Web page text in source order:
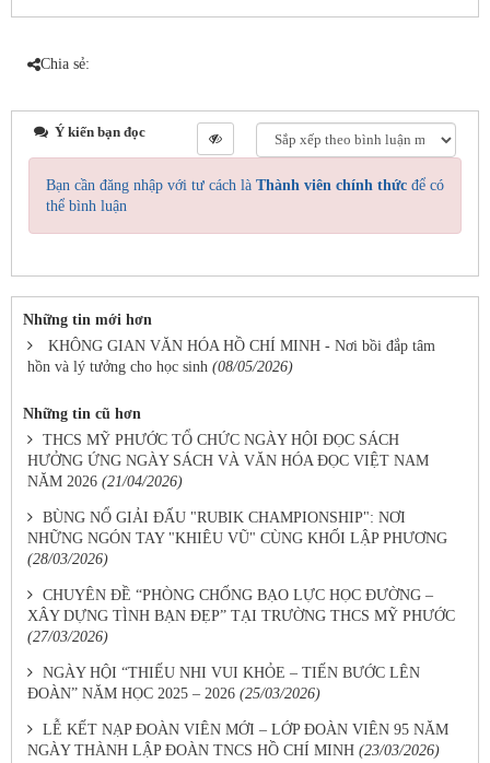
Chia sẻ:
Ý kiến bạn đọc
Bạn cần đăng nhập với tư cách là Thành viên chính thức để có
thể bình luận
Những tin mới hơn
KHÔNG GIAN VĂN HÓA HỒ CHÍ MINH - Nơi bồi đắp tâm
hồn và lý tưởng cho học sinh (08/05/2026)
Những tin cũ hơn
THCS MỸ PHƯỚC TỔ CHỨC NGÀY HỘI ĐỌC SÁCH
HƯỞNG ỨNG NGÀY SÁCH VÀ VĂN HÓA ĐỌC VIỆT NAM
NĂM 2026 (21/04/2026)
BÙNG NỔ GIẢI ĐẤU "RUBIK CHAMPIONSHIP": NƠI
NHỮNG NGÓN TAY "KHIÊU VŨ" CÙNG KHỐI LẬP PHƯƠNG
(28/03/2026)
CHUYÊN ĐỀ “PHÒNG CHỐNG BẠO LỰC HỌC ĐƯỜNG –
XÂY DỰNG TÌNH BẠN ĐẸP” TẠI TRƯỜNG THCS MỸ PHƯỚC
(27/03/2026)
NGÀY HỘI “THIẾU NHI VUI KHỎE – TIẾN BƯỚC LÊN
ĐOÀN” NĂM HỌC 2025 – 2026 (25/03/2026)
LỄ KẾT NẠP ĐOÀN VIÊN MỚI – LỚP ĐOÀN VIÊN 95 NĂM
NGÀY THÀNH LẬP ĐOÀN TNCS HỒ CHÍ MINH (23/03/2026)